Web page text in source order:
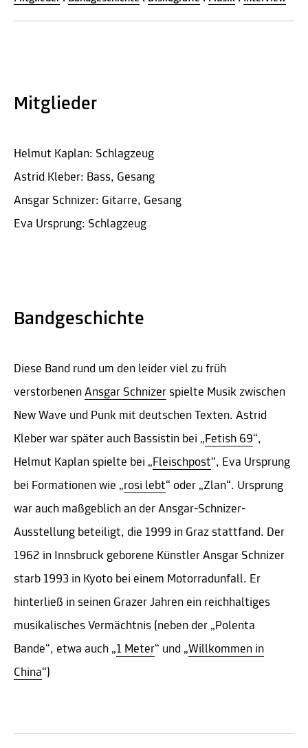
Mitglieder
Helmut Kaplan: Schlagzeug
Astrid Kleber: Bass, Gesang
Ansgar Schnizer: Gitarre, Gesang
Eva Ursprung: Schlagzeug
Bandgeschichte
Diese Band rund um den leider viel zu früh
verstorbenen Ansgar Schnizer spielte Musik zwischen
New Wave und Punk mit deutschen Texten. Astrid
Kleber war später auch Bassistin bei „Fetish 69“,
Helmut Kaplan spielte bei „Fleischpost“, Eva Ursprung
bei Formationen wie „rosi lebt“ oder „Zlan“. Ursprung
war auch maßgeblich an der Ansgar-Schnizer-
Ausstellung beteiligt, die 1999 in Graz stattfand. Der
1962 in Innsbruck geborene Künstler Ansgar Schnizer
starb 1993 in Kyoto bei einem Motorradunfall. Er
hinterließ in seinen Grazer Jahren ein reichhaltiges
musikalisches Vermächtnis (neben der „Polenta
Bande“, etwa auch „1 Meter“ und „Willkommen in
China“)